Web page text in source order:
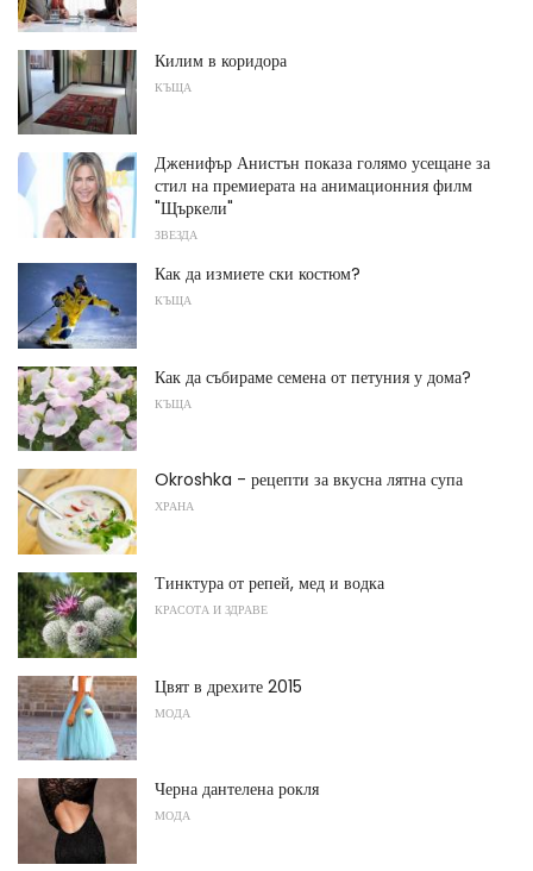
Килим в коридора
КЪЩА
Дженифър Анистън показа голямо усещане за
стил на премиерата на анимационния филм
"Щъркели"
ЗВЕЗДА
Как да измиете ски костюм?
КЪЩА
Как да събираме семена от петуния у дома?
КЪЩА
Okroshka - рецепти за вкусна лятна супа
ХРАНА
Тинктура от репей, мед и водка
КРАСОТА И ЗДРАВЕ
Цвят в дрехите 2015
МОДА
Черна дантелена рокля
МОДА